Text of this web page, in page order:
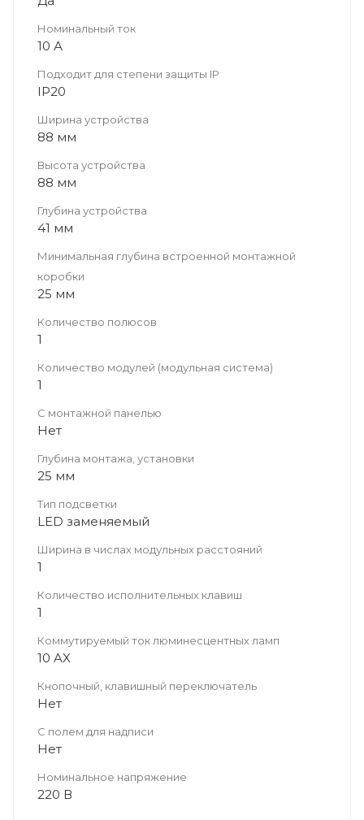
Номинальный ток
10 А
Подходит для степени защиты IP
IP20
Ширина устройства
88 мм
Высота устройства
88 мм
Глубина устройства
41 мм
Минимальная глубина встроенной монтажной
коробки
25 мм
Количество полюсов
1
Количество модулей (модульная система)
1
С монтажной панелью
Нет
Глубина монтажа, установки
25 мм
Тип подсветки
LED заменяемый
Ширина в числах модульных расстояний
1
Количество исполнительных клавиш
1
Коммутируемый ток люминесцентных ламп
10 AX
Кнопочный, клавишный переключатель
Нет
С полем для надписи
Нет
Номинальное напряжение
220 В